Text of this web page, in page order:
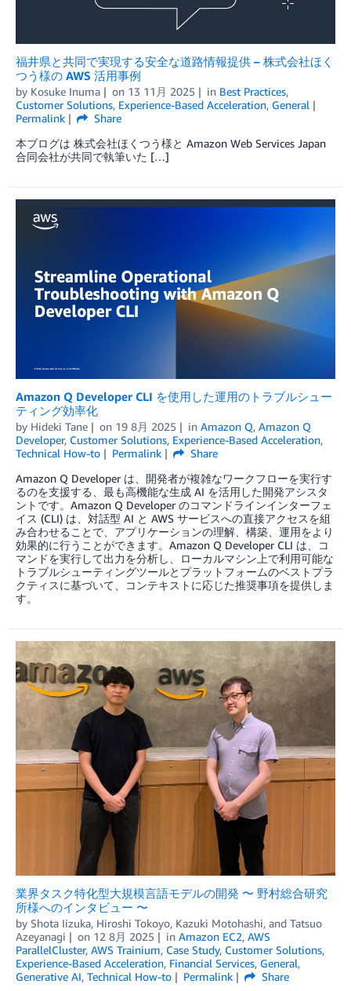
福井県と共同で実現する安全な道路情報提供 – 株式会社ほく
つう様の AWS 活用事例
by Kosuke Inuma on 13 11月 2025 in Best Practices,
Customer Solutions, Experience-Based Acceleration, General
Permalink
Share
本ブログは 株式会社ほくつう様と Amazon Web Services Japan
合同会社が共同で執筆いた […]
Amazon Q Developer CLI を使用した運用のトラブルシュー
ティング効率化
by Hideki Tane on 19 8月 2025 in Amazon Q, Amazon Q
Developer, Customer Solutions, Experience-Based Acceleration,
Technical How-to
Permalink
Share
Amazon Q Developer は、開発者が複雑なワークフローを実行す
るのを支援する、最も高機能な生成 AI を活用した開発アシスタ
ントです。Amazon Q Developer のコマンドラインインターフェ
イス (CLI) は、対話型 AI と AWS サービスへの直接アクセスを組
み合わせることで、アプリケーションの理解、構築、運用をより
効果的に行うことができます。Amazon Q Developer CLI は、コ
マンドを実行して出力を分析し、ローカルマシン上で利用可能な
トラブルシューティングツールとプラットフォームのベストプラ
クティスに基づいて、コンテキストに応じた推奨事項を提供しま
す。
業界タスク特化型⼤規模⾔語モデルの開発 〜 野村総合研究
所様へのインタビュー 〜
by Shota Iizuka, Hiroshi Tokoyo, Kazuki Motohashi, and Tatsuo
Azeyanagi
on 12 8月 2025 in Amazon EC2, AWS
ParallelCluster, AWS Trainium, Case Study, Customer Solutions,
Experience-Based Acceleration, Financial Services, General,
Generative AI, Technical How-to Permalink Share